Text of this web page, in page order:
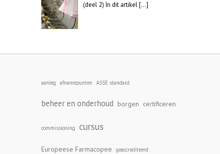
(deel 2) In dit artikel[…]
aanleg afnamepunten ASSE standard
beheer en onderhoud borgen certificeren
commissioning cursus
Europeese Farmacopee geaccrediteerd